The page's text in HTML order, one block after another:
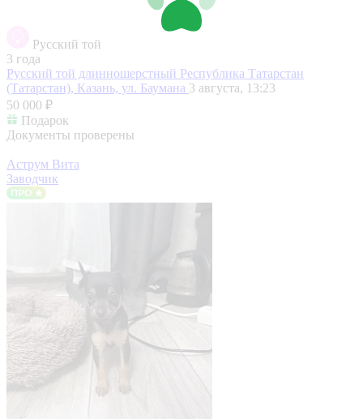
Русский той
3 года
Русский той длинношерстный Республика Татарстан
(Татарстан), Казань, ул. Баумана 3 августа, 13:23
50 000 ₽
Подарок
Документы проверены
Аструм Вита
Заводчик